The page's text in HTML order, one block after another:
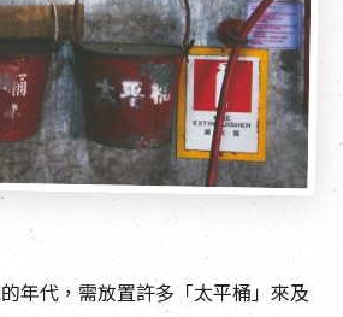
年代，需放置許多「太平桶」來及